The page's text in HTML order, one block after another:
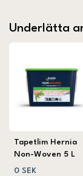
Underlätta
Tapetlim Hernia
Non-Woven 5 L
0 SEK